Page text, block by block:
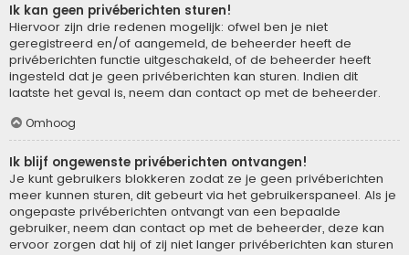
Ik kan geen privéberichten sturen!
Hiervoor zijn drie redenen mogelijk: ofwel ben je niet
geregistreerd en/of aangemeld, de beheerder heeft de
privéberichten functie uitgeschakeld, of de beheerder heeft
ingesteld dat je geen privéberichten kan sturen. Indien dit
laatste het geval is, neem dan contact op met de beheerder.
Omhoog
Ik blijf ongewenste privéberichten ontvangen!
Je kunt gebruikers blokkeren zodat ze je geen privéberichten
meer kunnen sturen, dit gebeurt via het gebruikerspaneel. Als je
ongepaste privéberichten ontvangt van een bepaalde
gebruiker, neem dan contact op met de beheerder, deze kan
ervoor zorgen dat hij of zij niet langer privéberichten kan sturen